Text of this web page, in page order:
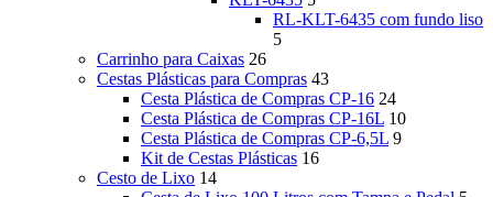
RL-KLT-6435 com fundo liso
5
Carrinho para Caixas 26
Cestas Plásticas para Compras 43
Cesta Plástica de Compras CP-16 24
Cesta Plástica de Compras CP-16L 10
Cesta Plástica de Compras CP-6,5L 9
Kit de Cestas Plásticas 16
Cesto de Lixo 14